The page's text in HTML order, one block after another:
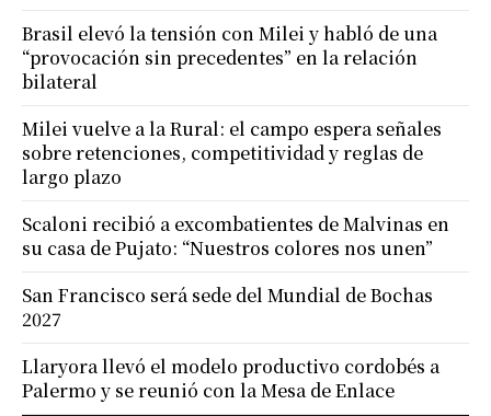
Brasil elevó la tensión con Milei y habló de una
“provocación sin precedentes” en la relación
bilateral
Milei vuelve a la Rural: el campo espera señales
sobre retenciones, competitividad y reglas de
largo plazo
Scaloni recibió a excombatientes de Malvinas en
su casa de Pujato: “Nuestros colores nos unen”
San Francisco será sede del Mundial de Bochas
2027
Llaryora llevó el modelo productivo cordobés a
Palermo y se reunió con la Mesa de Enlace